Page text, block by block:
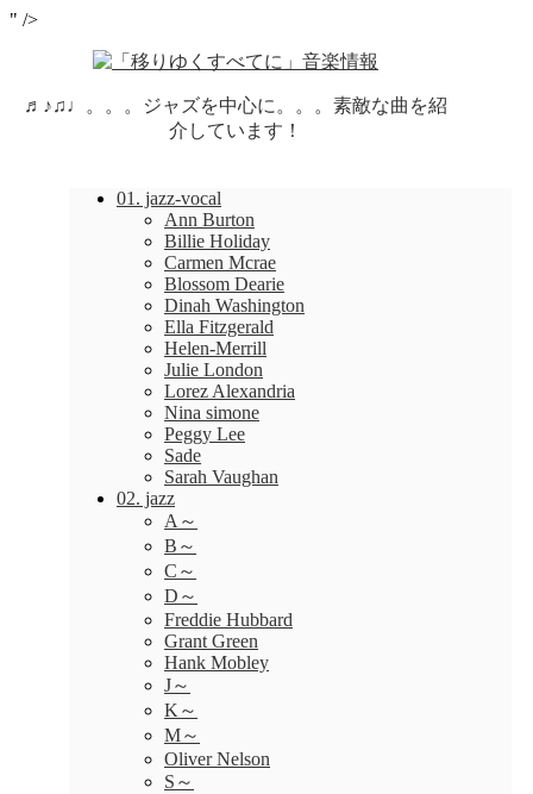
" />
♬♪♫♩。。。ジャズを中心に。。。素敵な曲を紹
介しています！
01. jazz-vocal
Ann Burton
Billie Holiday
Carmen Mcrae
Blossom Dearie
Dinah Washington
Ella Fitzgerald
Helen-Merrill
Julie London
Lorez Alexandria
Nina simone
Peggy Lee
Sade
Sarah Vaughan
02. jazz
A～
B～
C～
D～
Freddie Hubbard
Grant Green
Hank Mobley
J～
K～
M～
Oliver Nelson
S～